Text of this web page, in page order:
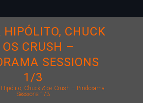
HIPÓLITO, CHUCK
OS CRUSH –
SESSIONS
1/3
Hipólito, Chuck & os Crush – Pindorama
Sessions 1/3